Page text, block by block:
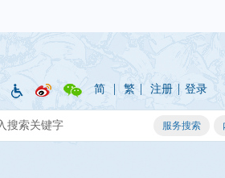
简 | 繁 | 注册 | 登录